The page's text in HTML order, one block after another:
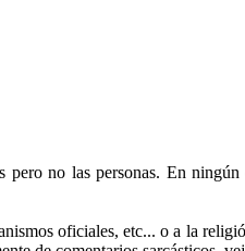
no las personas. En
oficiales, etc... o a la